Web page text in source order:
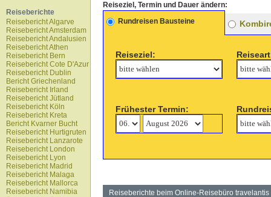
Reiseberichte
Reisebericht Algarve
Reisebericht Amsterdam
Reisebericht Andalusien
Reisebericht Athen
Reisebericht Bern
Reisebericht Cote D'Azur
Reisebericht Dublin
Bericht Griechenland
Reisebericht Irland
Reisebericht Jütland
Reisebericht Köln
Reisebericht Kreta
Bericht Kvarner Bucht
Reisebericht Hurtigruten
Reisebericht Lanzarote
Reisebericht London
Reisebericht Lyon
Reisebericht Madrid
Reisebericht Malaga
Reisebericht Mallorca
Reisebericht Namibia
Reiseziel, Termin und Dauer ändern:
Rundreisen Bausteine
Reiseziel:
Frühester Termin:
Reiseberichte beim Online-Reisebüro travelantis